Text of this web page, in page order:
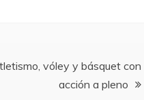
vóley y básquet con
acción a pleno